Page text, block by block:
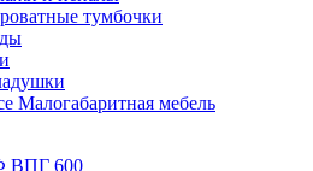
тумбочки
Малогабаритная мебель
ВПГ 600